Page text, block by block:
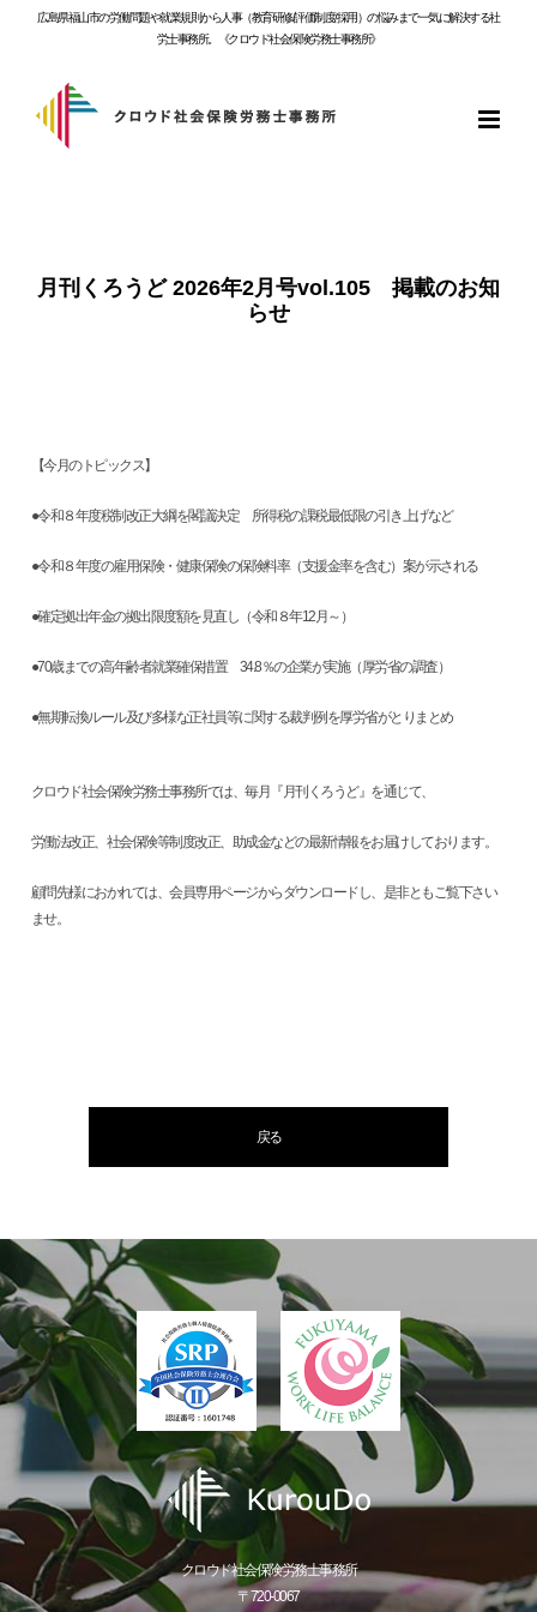
広島県福山市の労働問題や就業規則から人事（教育研修/評価制度/採用）の悩みまで一気に解決する社
労士事務所。《クロウド社会保険労務士事務所》
月刊くろうど 2026年2月号vol.105 掲載のお知
らせ
【今月のトピックス】
●令和８年度税制改正大綱を閣議決定 所得税の課税最低限の引き上げなど
●令和８年度の雇用保険・健康保険の保険料率（支援金率を含む）案が示される
●確定拠出年金の拠出限度額を見直し（令和８年12月～）
●70歳までの高年齢者就業確保措置 34.8％の企業が実施（厚労省の調査）
●無期転換ルール及び多様な正社員等に関する裁判例を厚労省がとりまとめ
クロウド社会保険労務士事務所では、毎月『月刊くろうど』を通じて、
労働法改正、社会保険等制度改正、助成金などの最新情報をお届けしております。
顧問先様におかれては、会員専用ページからダウンロードし、是非ともご覧下さい
ませ。
戻る
クロウド社会保険労務士事務所
〒720-0067